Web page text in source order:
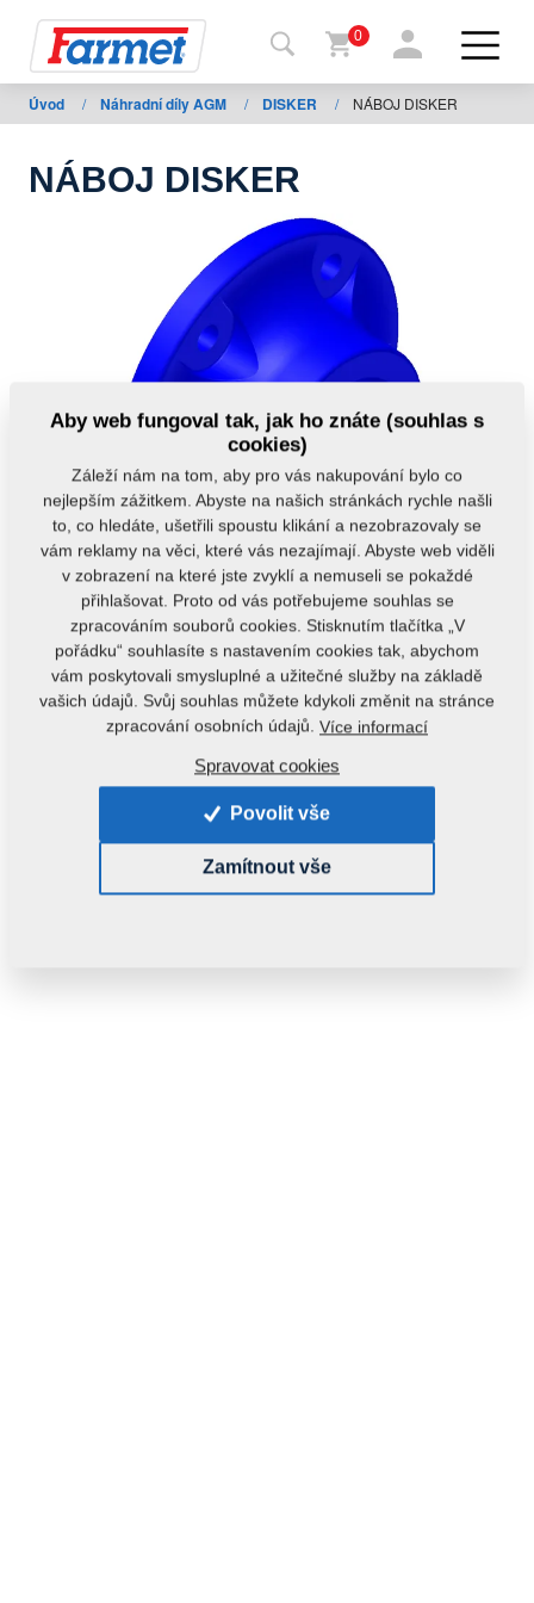
Zpět
na
stažení
0
Úvod / Náhradní díly AGM / DISKER / NÁBOJ DISKER
NÁBOJ DISKER
Kód produktu: 8000641-30035
Tento díl je použitelný i pro následující stroje:
2,3000 kg
Aby web fungoval tak, jak ho znáte (souhlas s
cookies)
Záleží nám na tom, aby pro vás nakupování bylo co
nejlepším zážitkem. Abyste na našich stránkách rychle našli
to, co hledáte, ušetřili spoustu klikání a nezobrazovaly se
vám reklamy na věci, které vás nezajímají. Abyste web viděli
v zobrazení na které jste zvyklí a nemuseli se pokaždé
přihlašovat. Proto od vás potřebujeme souhlas se
zpracováním souborů cookies. Stisknutím tlačítka „V
pořádku“ souhlasíte s nastavením cookies tak, abychom
vám poskytovali smysluplné a užitečné služby na základě
vašich údajů. Svůj souhlas můžete kdykoli změnit na stránce
zpracování osobních údajů. Více informací
Spravovat cookies
Povolit vše
Zamítnout vše